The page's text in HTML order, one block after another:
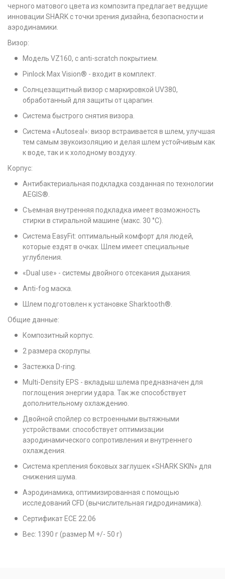
черного матового цвета из композита предлагает ведущие
инновации SHARK с точки зрения дизайна, безопасности и
аэродинамики.
Визор:
Модель VZ160, с anti-scratch покрытием.
Pinlock Max Vision® - входит в комплект.
Солнцезащитный визор с маркировкой UV380,
обработанный для защиты от царапин.
Система быстрого снятия визора.
Система «Autoseal»: визор встраивается в шлем, улучшая
тем самым звукоизоляцию и делая шлем устойчивым как
к воде, так и к холодному воздуху.
Корпус:
Антибактериальная подкладка созданная по технологии
AEGIS®.
Съемная внутренняя подкладка имеет возможность
стирки в стиральной машине (макс. 30 °C).
Система EasyFit: оптимальный комфорт для людей,
которые ездят в очках. Шлем имеет специальные
углубления.
«Dual use» - системы двойного отсекания дыхания.
Anti-fog маска.
Шлем подготовлен к установке Sharktooth®.
Общие данные:
Композитный корпус.
2 размера скорлупы.
Застежка D-ring.
Multi-Density EPS - вкладыш шлема предназначен для
поглощения энергии удара. Так же способствует
дополнительному охлаждению.
Двойной спойлер со встроенными вытяжными
устройствами: способствует оптимизации
аэродинамического сопротивления и внутреннего
охлаждения.
Система крепления боковых заглушек «SHARK SKIN» для
снижения шума.
Аэродинамика, оптимизированная с помощью
исследований CFD (вычислительная гидродинамика).
Cертификат ECE 22.06
Вес: 1390 г (размер М +/- 50 г)